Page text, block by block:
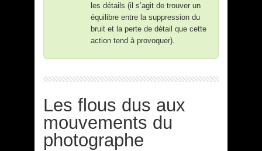
les détails (il s’agit de trouver un
équilibre entre la suppression du
bruit et la perte de détail que cette
action tend à provoquer).
Les flous dus aux
mouvements du
photographe